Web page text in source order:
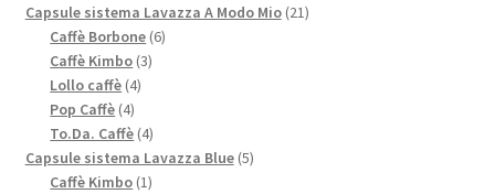
prodotti
Capsule sistema Lavazza A Modo Mio 2121
Caffè Borbone 66
Caffè Kimbo 33
Lollo caffè 44
Pop Caffè 44
prodotti
To.Da. Caffè 44
prodotti
Capsule sistema Lavazza Blue 55
Caffè Kimbo 11